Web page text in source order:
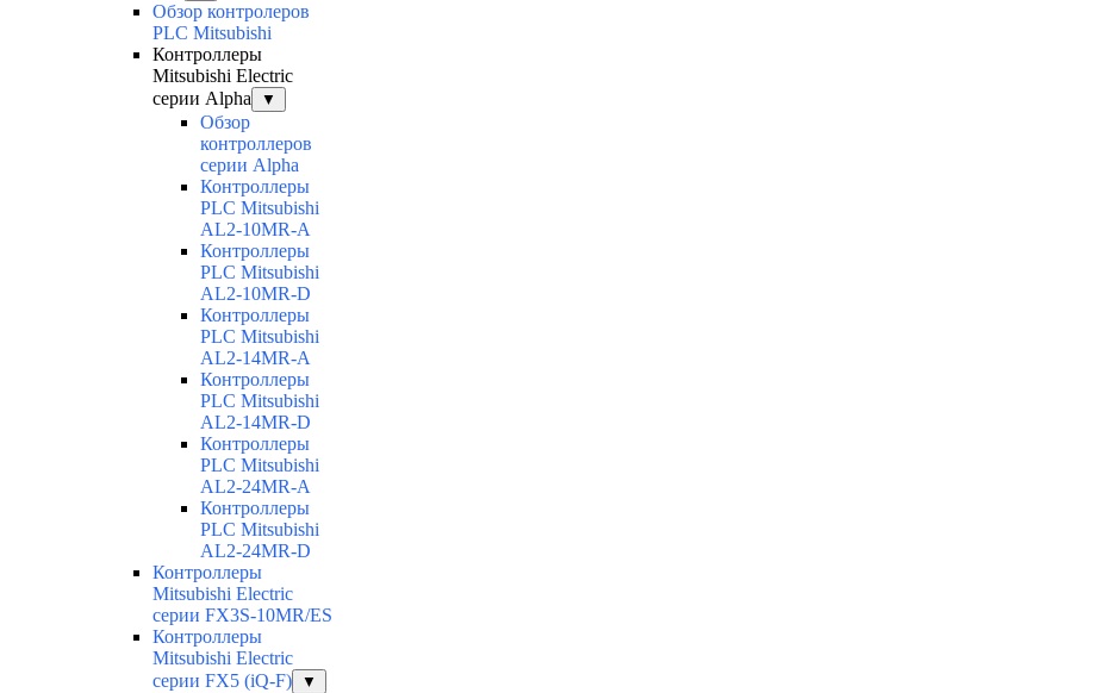
Обзор контролеров
PLC Mitsubishi
Контроллеры
Mitsubishi Electric
серии Alpha
▼
Обзор
контроллеров
серии Alpha
Контроллеры
PLC Mitsubishi
AL2-10MR-A
Контроллеры
PLC Mitsubishi
AL2-10MR-D
Контроллеры
PLC Mitsubishi
AL2-14MR-A
Контроллеры
PLC Mitsubishi
AL2-14MR-D
Контроллеры
PLC Mitsubishi
AL2-24MR-A
Контроллеры
PLC Mitsubishi
AL2-24MR-D
Контроллеры
Mitsubishi Electric
серии FX3S-10MR/ES
Контроллеры
Mitsubishi Electric
серии FX5 (iQ-F)
▼